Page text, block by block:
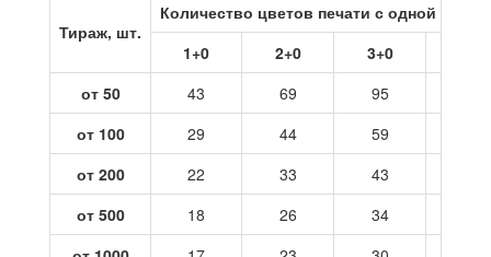
Тираж, шт.
Количество цветов печати с одной
1+0
2+0 3+0
от 50
43 69 95
от 100
29 44 59
от 200
22 33 43
от 500
18 26 34